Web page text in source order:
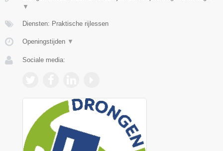
▼
Diensten: Praktische rijlessen
Openingstijden ▼
Sociale media: